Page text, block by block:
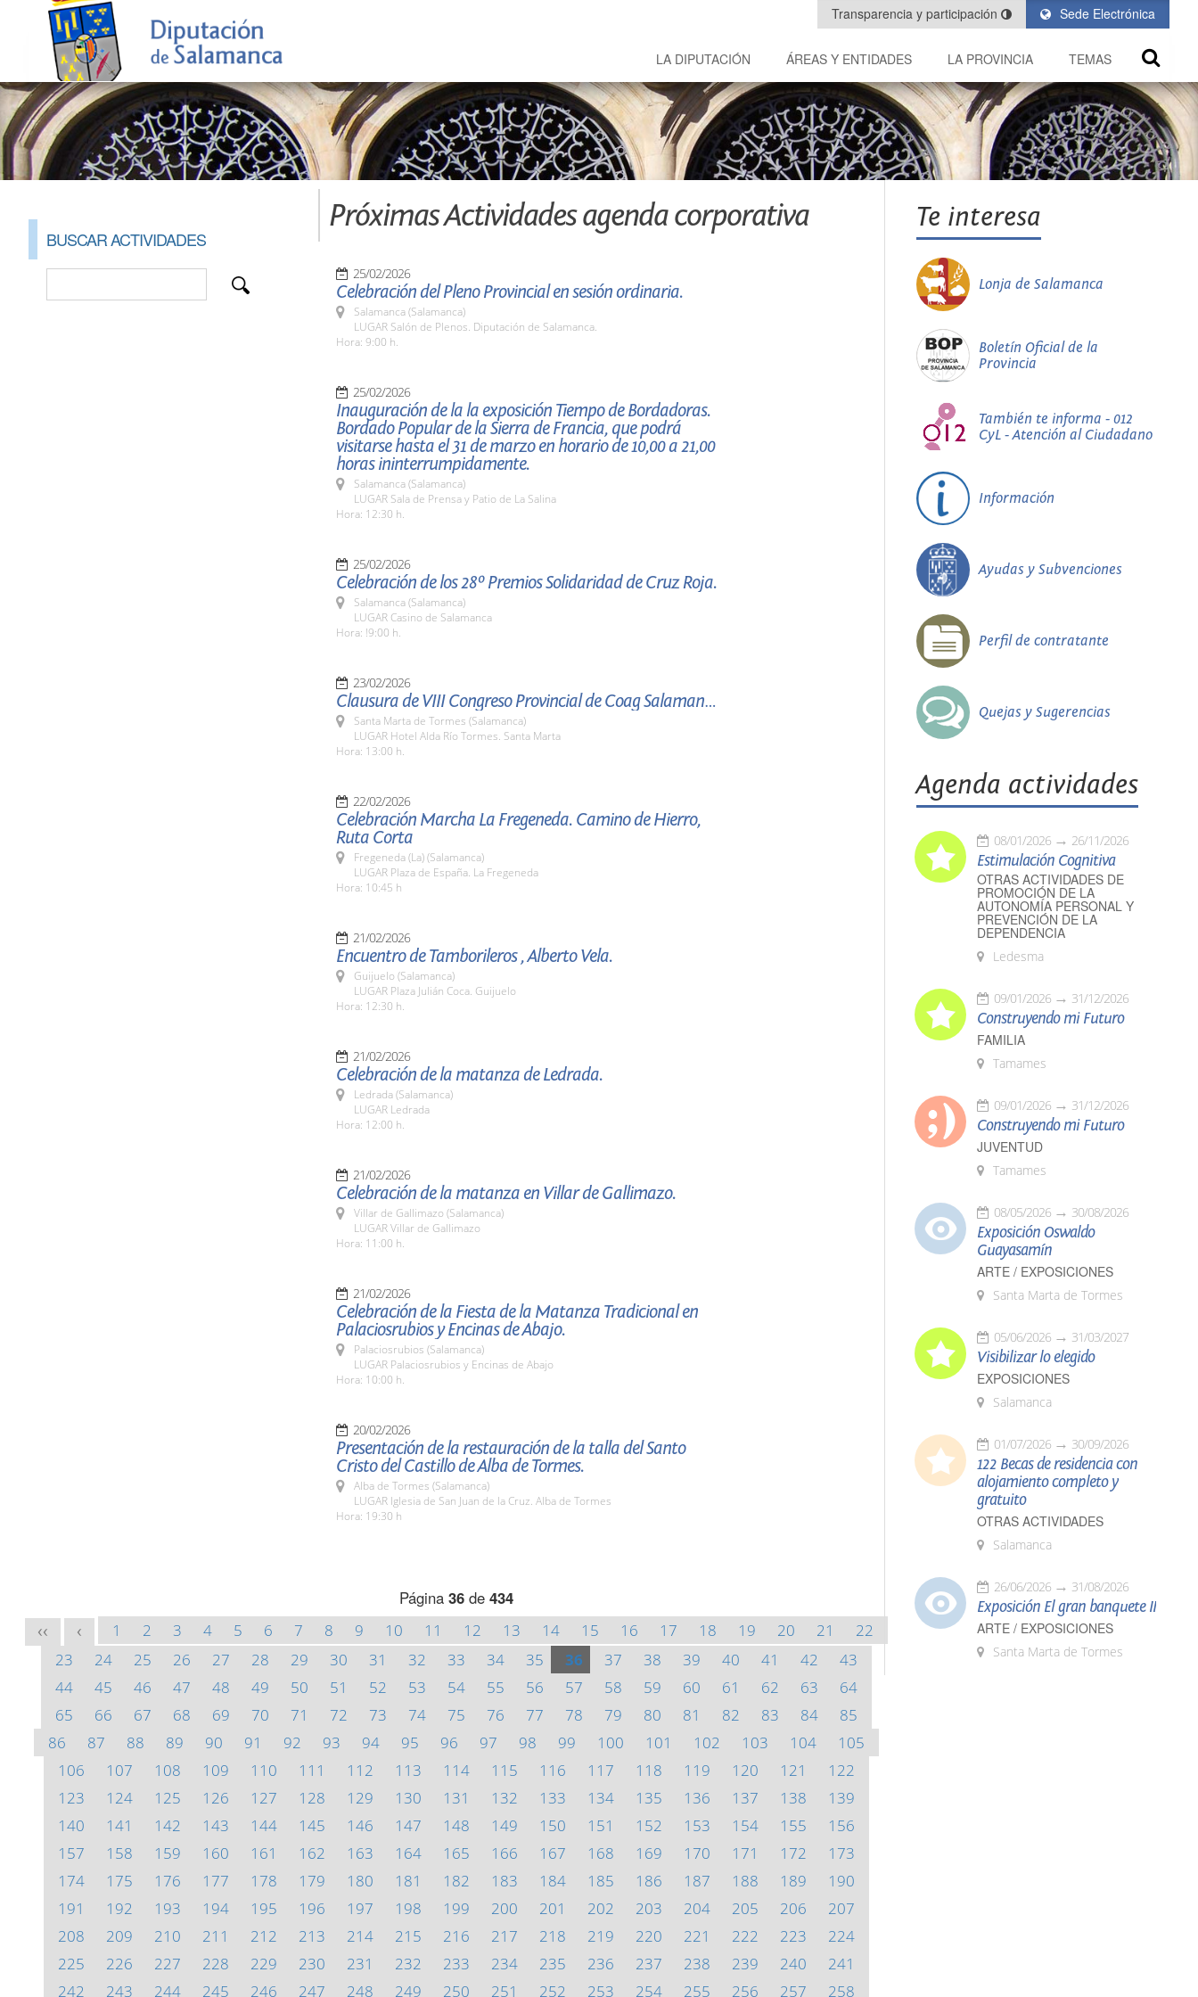
Sede Electrónica
Transparencia y participación
LA DIPUTACIÓN ÁREAS Y ENTIDADES LA PROVINCIA TEMAS
BUSCAR ACTIVIDADES
Próximas Actividades agenda corporativa
25/02/2026
Celebración del Pleno Provincial en sesión ordinaria.
Salamanca (Salamanca)
LUGAR Salón de Plenos. Diputación de Salamanca.
Hora: 9:00 h.
25/02/2026
Inauguración de la la exposición Tiempo de Bordadoras.
Bordado Popular de la Sierra de Francia, que podrá
visitarse hasta el 31 de marzo en horario de 10,00 a 21,00
horas ininterrumpidamente.
Salamanca (Salamanca)
LUGAR Sala de Prensa y Patio de La Salina
Hora: 12:30 h.
25/02/2026
Celebración de los 28º Premios Solidaridad de Cruz Roja.
Salamanca (Salamanca)
LUGAR Casino de Salamanca
Hora: !9:00 h.
23/02/2026
Clausura de VIII Congreso Provincial de Coag Salamanca.
Santa Marta de Tormes (Salamanca)
LUGAR Hotel Alda Río Tormes. Santa Marta
Hora: 13:00 h.
22/02/2026
Celebración Marcha La Fregeneda. Camino de Hierro,
Ruta Corta
Fregeneda (La) (Salamanca)
LUGAR Plaza de España. La Fregeneda
Hora: 10:45 h
21/02/2026
Encuentro de Tamborileros , Alberto Vela.
Guijuelo (Salamanca)
LUGAR Plaza Julián Coca. Guijuelo
Hora: 12:30 h.
21/02/2026
Celebración de la matanza de Ledrada.
Ledrada (Salamanca)
LUGAR Ledrada
Hora: 12:00 h.
21/02/2026
Celebración de la matanza en Villar de Gallimazo.
Villar de Gallimazo (Salamanca)
LUGAR Villar de Gallimazo
Hora: 11:00 h.
21/02/2026
Celebración de la Fiesta de la Matanza Tradicional en
Palaciosrubios y Encinas de Abajo.
Palaciosrubios (Salamanca)
LUGAR Palaciosrubios y Encinas de Abajo
Hora: 10:00 h.
20/02/2026
Presentación de la restauración de la talla del Santo
Cristo del Castillo de Alba de Tormes.
Alba de Tormes (Salamanca)
LUGAR Iglesia de San Juan de la Cruz. Alba de Tormes
Hora: 19:30 h
Página 36 de 434
<< < 1 2 3 4 5 6 7 8 9 10 11 12 13 14 15 16 17 18 19 20 21
22
23
24 25 26 27 28 29 30 31 32 33 34 35 36 37 38 39 40 41 42
43
44
45 46 47 48 49 50 51 52 53 54 55 56 57 58 59 60 61 62 63
64
65
66 67 68 69 70 71 72 73 74 75 76 77 78 79 80 81 82 83 84
85
86
87 88 89 90 91 92 93 94 95 96 97 98 99 100 101 102 103 104
105
106
107 108 109 110 111 112 113 114 115 116 117 118 119 120 121
122
123
124 125 126 127 128 129 130 131 132 133 134 135 136 137 138
139
140
141 142 143 144 145 146 147 148 149 150 151 152 153 154 155
156
157
158 159 160 161 162 163 164 165 166 167 168 169 170 171 172
173
174
175 176 177 178 179 180 181 182 183 184 185 186 187 188 189
190
191
192 193 194 195 196 197 198 199 200 201 202 203 204 205 206
207
208
209 210 211 212 213 214 215 216 217 218 219 220 221 222 223
224
225
226 227 228 229 230 231 232 233 234 235 236 237 238 239 240
241
242
243 244 245 246 247 248 249 250 251 252 253 254 255 256 257 258
Te interesa
Lonja de Salamanca
Boletín Oficial de la
Provincia
También te informa - 012
CyL - Atención al Ciudadano
Información
Ayudas y Subvenciones
Perfil de contratante
Quejas y Sugerencias
Agenda actividades
08/01/2026 26/11/2026
Estimulación Cognitiva
OTRAS ACTIVIDADES DE
PROMOCIÓN DE LA
AUTONOMÍA PERSONAL Y
PREVENCIÓN DE LA
DEPENDENCIA
Ledesma
09/01/2026 31/12/2026
Construyendo mi Futuro
FAMILIA
Tamames
09/01/2026 31/12/2026
Construyendo mi Futuro
JUVENTUD
Tamames
08/05/2026 30/08/2026
Exposición Oswaldo
Guayasamín
ARTE / EXPOSICIONES
Santa Marta de Tormes
05/06/2026 31/03/2027
Visibilizar lo elegido
EXPOSICIONES
Salamanca
01/07/2026 30/09/2026
122 Becas de residencia con
alojamiento completo y
gratuito
OTRAS ACTIVIDADES
Salamanca
26/06/2026 31/08/2026
Exposición El gran banquete II
ARTE / EXPOSICIONES
Santa Marta de Tormes